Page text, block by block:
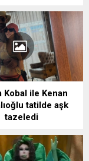
Kobal ile Kenan
tatilde aşk
tazeledi